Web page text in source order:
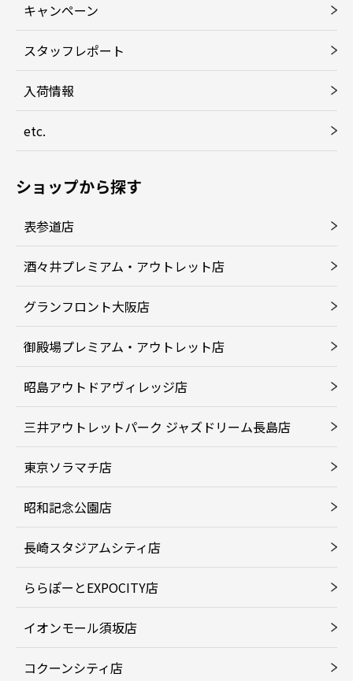
キャンペーン
スタッフレポート
入荷情報
etc.
ショップから探す
表参道店
酒々井プレミアム・アウトレット店
グランフロント大阪店
御殿場プレミアム・アウトレット店
昭島アウトドアヴィレッジ店
三井アウトレットパーク ジャズドリーム長島店
東京ソラマチ店
昭和記念公園店
長崎スタジアムシティ店
ららぽーとEXPOCITY店
イオンモール須坂店
コクーンシティ店